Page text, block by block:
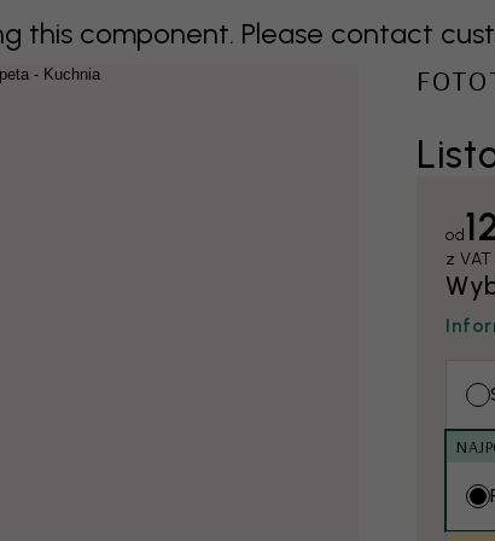
this component. Please contact
od
z VAT